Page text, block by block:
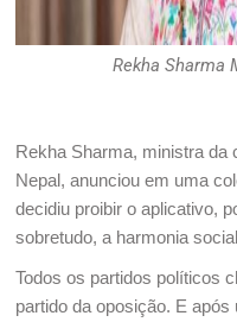
Rekha Sharma
Rekha Sharma, ministra da
Nepal, anunciou em uma
decidiu proibir o aplicativo,
sobretudo, a harmonia
Todos os partidos políticos
partido da oposição. E